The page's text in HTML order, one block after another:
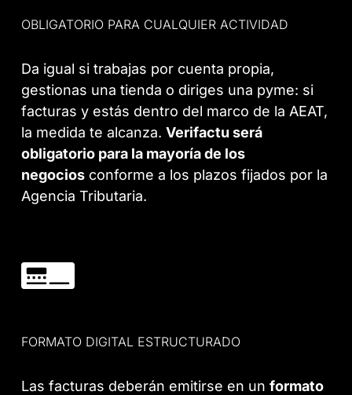
OBLIGATORIO PARA CUALQUIER ACTIVIDAD
Da igual si trabajas por cuenta propia,
gestionas una tienda o diriges una pyme: si
facturas y estás dentro del marco de la AEAT,
la medida te alcanza.Verifactu será
obligatorio para la mayoría de los
negocios conforme a los plazos fijados por la
Agencia Tributaria.
FORMATO DIGITAL ESTRUCTURADO
Las facturas deberán emitirse en unformato